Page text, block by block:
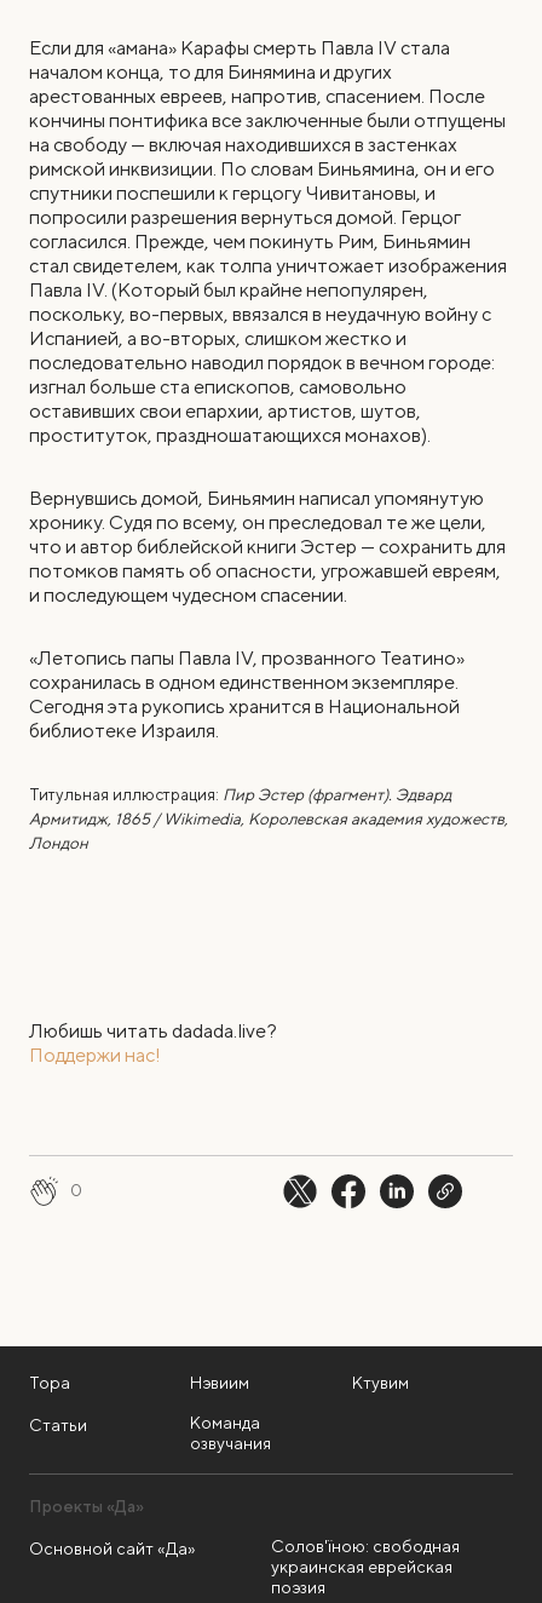
Если для «амана» Карафы смерть Павла IV стала
началом конца, то для Бинямина и других
арестованных евреев, напротив, спасением. После
кончины понтифика все заключенные были отпущены
на свободу — включая находившихся в застенках
римской инквизиции. По словам Биньямина, он и его
спутники поспешили к герцогу Чивитановы, и
попросили разрешения вернуться домой. Герцог
согласился. Прежде, чем покинуть Рим, Биньямин
стал свидетелем, как толпа уничтожает изображения
Павла IV. (Который был крайне непопулярен,
поскольку, во-первых, ввязался в неудачную войну с
Испанией, а во-вторых, слишком жестко и
последовательно наводил порядок в вечном городе:
изгнал больше ста епископов, самовольно
оставивших свои епархии, артистов, шутов,
проституток, праздношатающихся монахов).
Вернувшись домой, Биньямин написал упомянутую
хронику. Судя по всему, он преследовал те же цели,
что и автор библейской книги Эстер — сохранить для
потомков память об опасности, угрожавшей евреям,
и последующем чудесном спасении.
«Летопись папы Павла IV, прозванного Театино»
сохранилась в одном единственном экземпляре.
Сегодня эта рукопись хранится в Национальной
библиотеке Израиля.
Титульная иллюстрация: Пир Эстер (фрагмент). Эдвард
Армитидж, 1865 / Wikimedia, Королевская академия художеств,
Лондон
Любишь читать dadada.live?
Поддержи нас!
0
Тора Нэвиим Ктувим
Статьи
Команда
озвучания
Проекты «Да»
Основной сайт «Да»
Солов'їною: свободная
украинская еврейская
поэзия